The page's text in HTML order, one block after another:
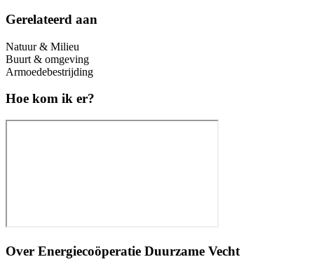
Gerelateerd aan
Natuur & Milieu
Buurt & omgeving
Armoedebestrijding
Hoe kom ik er?
Over Energiecoöperatie Duurzame Vecht